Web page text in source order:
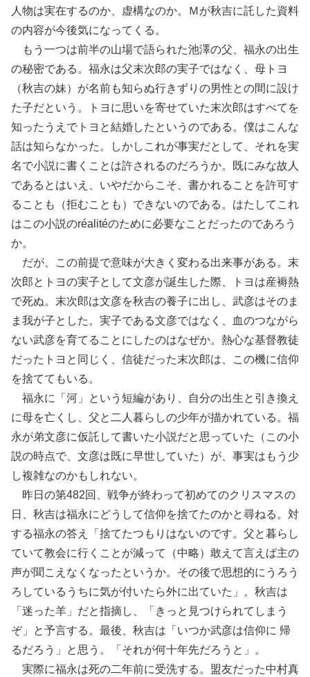
人物は実在するのか、虚構なのか。Ｍが秋吉に託した資料
の内容が今後気になってくる。
もう一つは前半の山場で語られた池澤の父、福永の出生
の秘密である。福永は父末次郎の実子ではなく、母トヨ
（秋吉の妹）が名前も知らぬ行きずりの男性との間に設け
た子だという。トヨに思いを寄せていた末次郎はすべてを
知ったうえでトヨと結婚したというのである。僕はこんな
話は知らなかった。しかしこれが事実だとして、それを実
名で小説に書くことは許されるのだろうか。既にみな故人
であるとはいえ、いやだからこそ、書かれることを許可す
ることも（拒むことも）できないのである。はたしてこれ
はこの小説のréalitéのために必要なことだったのであろう
か。
だが、この前提で意味が大きく変わる出来事がある。末
次郎とトヨの実子として文彦が誕生した際、トヨは産褥熱
で死ぬ。末次郎は文彦を秋吉の養子に出し、武彦はそのま
ま我が子とした。実子である文彦ではなく、血のつながら
ない武彦を育てることにしたのはなぜか。熱心な基督教徒
だったトヨと同じく、信徒だった末次郎は、この機に信仰
を捨ててもいる。
福永に「河」という短編があり、自分の出生と引き換え
に母を亡くし、父と二人暮らしの少年が描かれている。福
永が弟文彦に仮託して書いた小説だと思っていた（この小
説の時点で、文彦は既に早世していた）が、事実はもう少
し複雑なのかもしれない。
昨日の第482回、戦争が終わって初めてのクリスマスの
日、秋吉は福永にどうして信仰を捨てたのかと尋ねる。対
する福永の答え「捨てたつもりはないのです。父と暮らし
ていて教会に行くことが減って（中略）敢えて言えば主の
声が聞こえなくなったというか。その後で思想的にうろう
ろしているうちに気が付いたら外に出ていた」。秋吉は
「迷った羊」だと指摘し、「きっと見つけられてしまう
ぞ」と予言する。最後、秋吉は「いつか武彦は信仰に 帰
るだろう」と思う。「それが何十年先だろうと」。
実際に福永は死の二年前に受洗する。盟友だった中村真